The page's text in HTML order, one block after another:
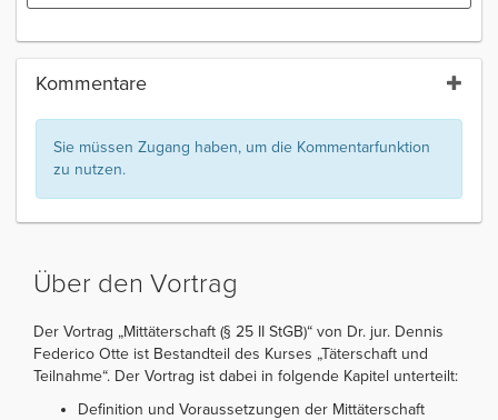
Kommentare
Sie müssen Zugang haben, um die Kommentarfunktion
zu nutzen.
Über den Vortrag
Der Vortrag „Mittäterschaft (§ 25 II StGB)“ von Dr. jur. Dennis
Federico Otte ist Bestandteil des Kurses „Täterschaft und
Teilnahme“. Der Vortrag ist dabei in folgende Kapitel unterteilt:
Definition und Voraussetzungen der Mittäterschaft